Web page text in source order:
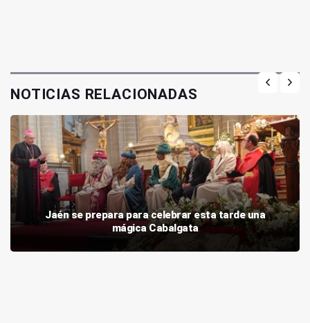
NOTICIAS RELACIONADAS
Jaén se prepara para celebrar esta tarde una
mágica Cabalgata